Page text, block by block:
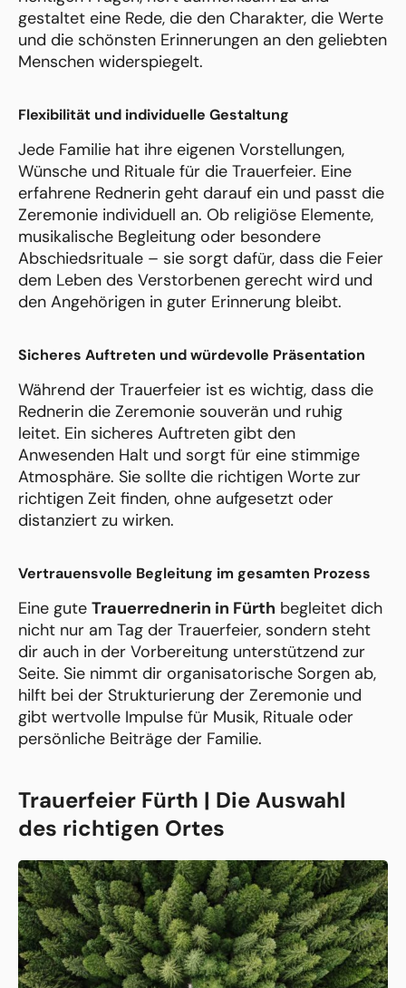
gestaltet eine Rede, die den Charakter, die Werte
und die schönsten Erinnerungen an den geliebten
Menschen widerspiegelt.
Flexibilität und individuelle Gestaltung
Jede Familie hat ihre eigenen Vorstellungen,
Wünsche und Rituale für die Trauerfeier. Eine
erfahrene Rednerin geht darauf ein und passt die
Zeremonie individuell an. Ob religiöse Elemente,
musikalische Begleitung oder besondere
Abschiedsrituale – sie sorgt dafür, dass die Feier
dem Leben des Verstorbenen gerecht wird und
den Angehörigen in guter Erinnerung bleibt.
Sicheres Auftreten und würdevolle Präsentation
Während der Trauerfeier ist es wichtig, dass die
Rednerin die Zeremonie souverän und ruhig
leitet. Ein sicheres Auftreten gibt den
Anwesenden Halt und sorgt für eine stimmige
Atmosphäre. Sie sollte die richtigen Worte zur
richtigen Zeit finden, ohne aufgesetzt oder
distanziert zu wirken.
Vertrauensvolle Begleitung im gesamten Prozess
Eine gute Trauerrednerin in Fürth begleitet dich
nicht nur am Tag der Trauerfeier, sondern steht
dir auch in der Vorbereitung unterstützend zur
Seite. Sie nimmt dir organisatorische Sorgen ab,
hilft bei der Strukturierung der Zeremonie und
gibt wertvolle Impulse für Musik, Rituale oder
persönliche Beiträge der Familie.
Trauerfeier Fürth | Die Auswahl
des richtigen Ortes